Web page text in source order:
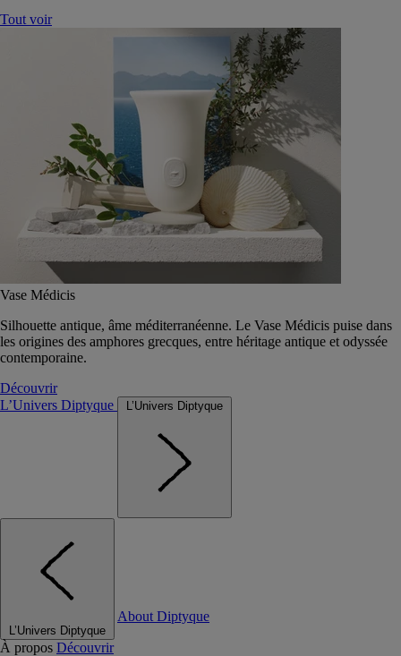
Tout voir
Vase Médicis
Silhouette antique, âme méditerranéenne. Le Vase Médicis puise dans
les origines des amphores grecques, entre héritage antique et odyssée
contemporaine.
Découvrir
L’Univers Diptyque
L’Univers Diptyque
L’Univers Diptyque
About Diptyque
À propos Découvrir